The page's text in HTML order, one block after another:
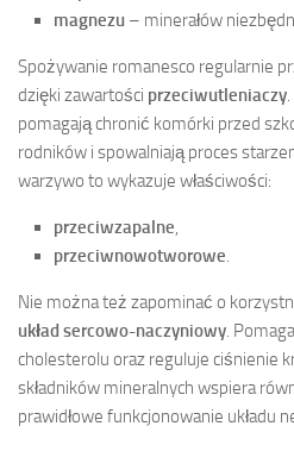
magnezu – minerałów
Spożywanie romanesco regularnie
dzięki zawartości przeciwutleniaczy
pomagają chronić komórki przed
rodników i spowalniają proces
warzywo to wykazuje właściwości:
przeciwzapalne,
przeciwnowotworowe.
Nie można też zapominać o
układ sercowo-naczyniowy.
cholesterolu oraz reguluje ciśnienie
składników mineralnych wspiera
prawidłowe funkcjonowanie układu